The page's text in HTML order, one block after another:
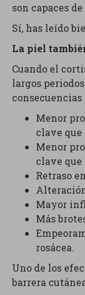
son capaces
Sí, has leído
La piel
Cuando el
largos
Menor
clave
Menor
clave
Retraso
Mayor
Más
rosácea.
Uno de los
barrera